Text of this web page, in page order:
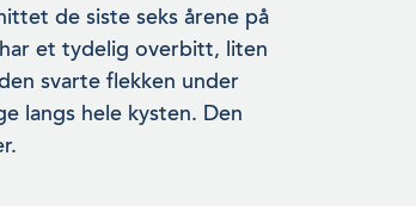
de siste seks årene på
et tydelig overbitt, liten
svarte flekken under
langs hele kysten. Den